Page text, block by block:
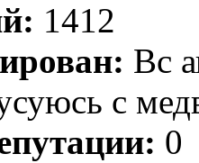
1412
Вс
с
0